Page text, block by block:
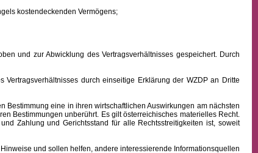
kostendeckenden Vermögens;
und zur Abwicklung des Vertragsverhältnisses gespeichert. Durch
durch einseitige Erklärung der WZDP an Dritte
eine in ihren wirtschaftlichen Auswirkungen am nächsten
Bestimmungen unberührt. Es gilt österreichisches materielles Recht.
und Zahlungund Gerichtsstand für alle Rechtsstreitigkeiten ist, soweit
und sollen helfen, andere interessierende Informationsquellen